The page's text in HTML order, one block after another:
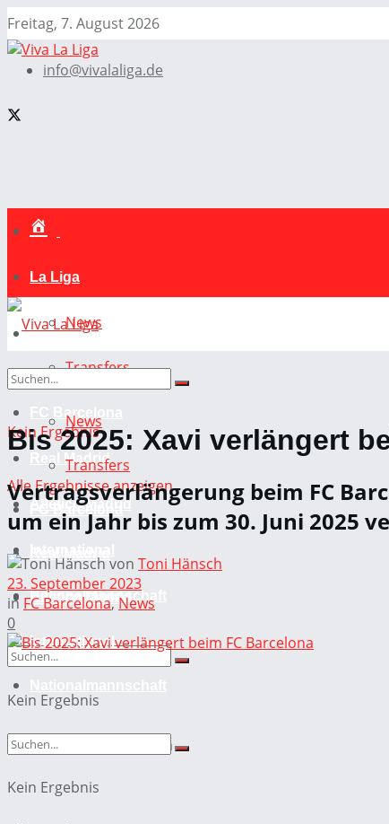
Freitag, 7. August 2026
info@vivalaliga.de
La Liga
News
Transfers
FC Barcelona
Real Madrid
Atletico Madrid
Nationalmannschaft
Kein Ergebnis
Alle Ergebnisse anzeigen
La Liga
News
Transfers
FC Barcelona
Atletico Madrid
International
Kein Ergebnis
Kein Ergebnis
Alle Ergebnisse anzeigen
Bis 2025: Xavi verlängert
Vertragsverlängerung beim FC
um ein Jahr bis zum 30. Juni 2025
von Toni Hänsch
23. September 2023
in FC Barcelona, News
0